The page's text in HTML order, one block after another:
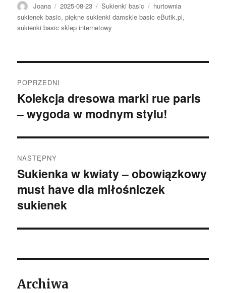
Autor
Joana Opublikowano
2025-08-23 Kategorie
Sukienki basic Tagi
hurtownia
sukienek basic,piękne sukienki damskie basic eButik.pl,
sukienki basic sklep internetowy
wpisu
POPRZEDNI
Poprzedni
wpis:
Kolekcja dresowa marki rue paris
– wygoda w modnym stylu!
NASTĘPNY
Następny
wpis:
Sukienka w kwiaty – obowiązkowy
must have dla miłośniczek
sukienek
Archiwa